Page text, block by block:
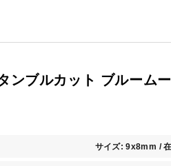
ンブルカット ブルーム
サイズ: 9x8mm /